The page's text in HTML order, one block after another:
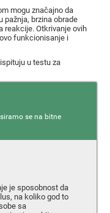
mogu značajno da
pažnja, brzina obrade
reakcije. Otkrivanje ovih
funkcionisanje i
u testu za
se na bitne
je sposobnost da
na koliko god to
sa